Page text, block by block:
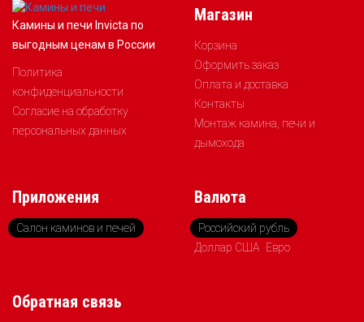
Камины и печи Invicta по
выгодным ценам в России
Политика
конфиденциальности
Согласие на обработку
персональных данных
Магазин
Корзина
Оформить заказ
Оплата и доставка
Контакты
Монтаж камина, печи и
дымохода
Приложения
Салон каминов и печей
Валюта
Российский рубль
Доллар США Евро
Обратная связь